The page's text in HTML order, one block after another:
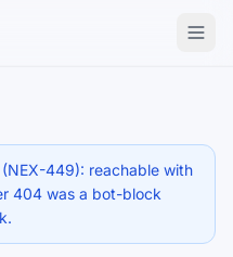
Best AI Tools
449): reachable with
404 was a bot-block